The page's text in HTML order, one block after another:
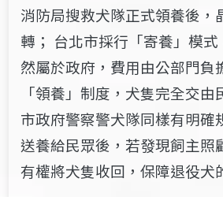
消防局搜救犬隊正式領養後，
轉； 台北市採行「寄養」模
然屬於政府，費用由公部門負
「領養」制度，犬隻完全交
市政府警察警犬隊同樣有明確
送養給民眾後，若發現飼主照
有權將犬隻收回，保障退役犬